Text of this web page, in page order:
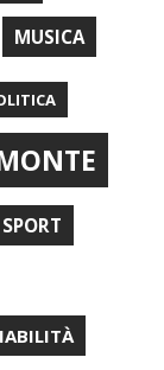
MUSICA
SPORT